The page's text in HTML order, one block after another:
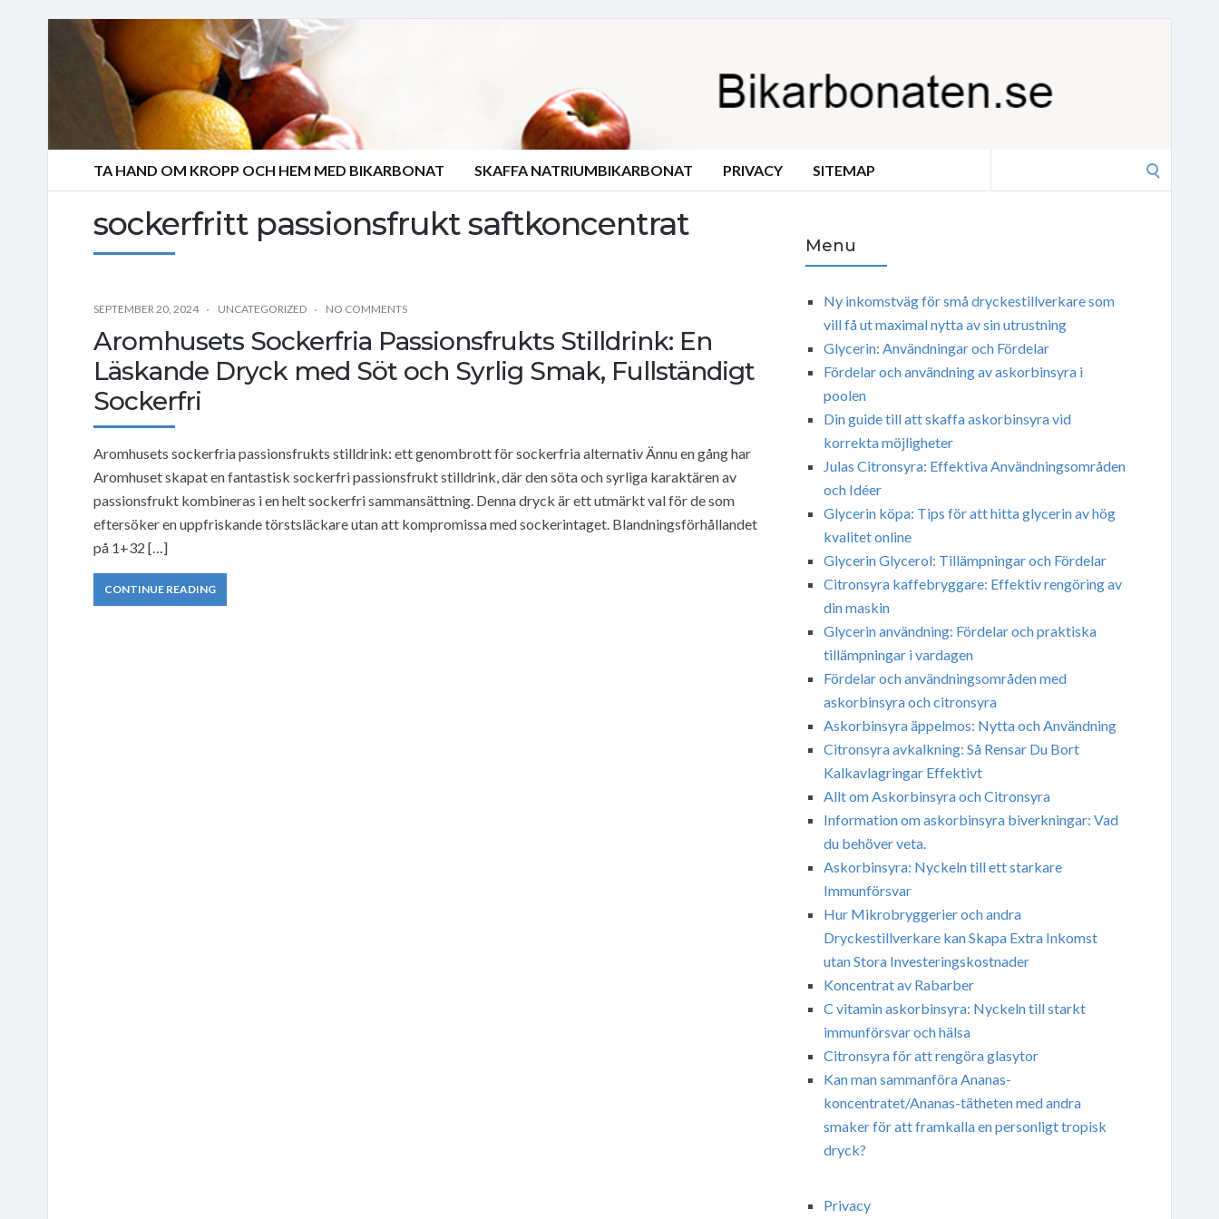
TA HAND OM KROPP OCH HEM MED BIKARBONAT SKAFFA NATRIUMBIKARBONAT PRIVACY SITEMAP
sockerfritt passionsfrukt saftkoncentrat
SEPTEMBER 20, 2024 UNCATEGORIZED NO COMMENTS
Aromhusets Sockerfria Passionsfrukts Stilldrink: En
Läskande Dryck med Söt och Syrlig Smak, Fullständigt
Sockerfri
Aromhusets sockerfria passionsfrukts stilldrink: ett genombrott för sockerfria alternativ Ännu en gång har
Aromhuset skapat en fantastisk sockerfri passionsfrukt stilldrink, där den söta och syrliga karaktären av
passionsfrukt kombineras i en helt sockerfri sammansättning. Denna dryck är ett utmärkt val för de som
eftersöker en uppfriskande törstsläckare utan att kompromissa med sockerintaget. Blandningsförhållandet
på 1+32 […]
CONTINUE READING
Menu
Ny inkomstväg för små dryckestillverkare som
vill få ut maximal nytta av sin utrustning
Glycerin: Användningar och Fördelar
Fördelar och användning av askorbinsyra i
poolen
Din guide till att skaffa askorbinsyra vid
korrekta möjligheter
Julas Citronsyra: Effektiva Användningsområden
och Idéer
Glycerin köpa: Tips för att hitta glycerin av hög
kvalitet online
Glycerin Glycerol: Tillämpningar och Fördelar
Citronsyra kaffebryggare: Effektiv rengöring av
din maskin
Glycerin användning: Fördelar och praktiska
tillämpningar i vardagen
Fördelar och användningsområden med
askorbinsyra och citronsyra
Askorbinsyra äppelmos: Nytta och Användning
Citronsyra avkalkning: Så Rensar Du Bort
Kalkavlagringar Effektivt
Allt om Askorbinsyra och Citronsyra
Information om askorbinsyra biverkningar: Vad
du behöver veta.
Askorbinsyra: Nyckeln till ett starkare
Immunförsvar
Hur Mikrobryggerier och andra
Dryckestillverkare kan Skapa Extra Inkomst
utan Stora Investeringskostnader
Koncentrat av Rabarber
C vitamin askorbinsyra: Nyckeln till starkt
immunförsvar och hälsa
Citronsyra för att rengöra glasytor
Kan man sammanföra Ananas-
koncentratet/Ananas-tätheten med andra
smaker för att framkalla en personligt tropisk
dryck?
Privacy